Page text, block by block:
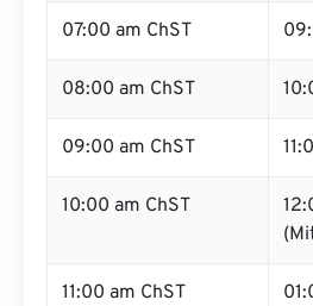
07:00 am ChST
08:00 am ChST
09:00 am ChST
10:00 am ChST
11:00 am ChST